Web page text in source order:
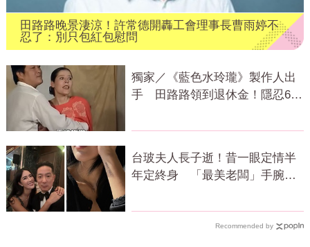
田路路晚景淒涼！許常德開轟工會理事長曹雨婷不
忍了：別只包紅包慰問
獨家／《藍色水玲瓏》製作人出
手 田路路領到退休金！隱忍6年
台玻夫人長子逝！昔一眼定情半
年定終身 「最美老闆」手腕刺
Recommended by